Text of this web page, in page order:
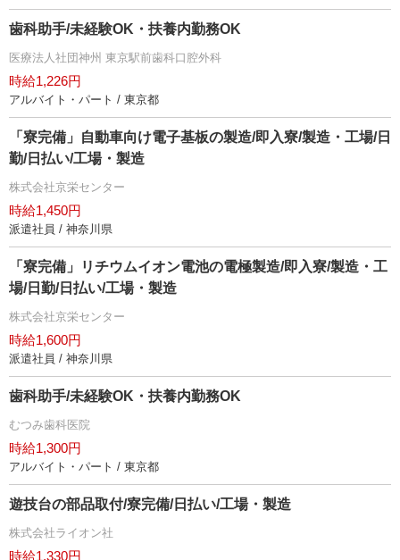
歯科助手/未経験OK・扶養内勤務OK
医療法人社団神州 東京駅前歯科口腔外科
時給1,226円
アルバイト・パート / 東京都
「寮完備」自動車向け電子基板の製造/即入寮/製造・工場/日
勤/日払い/工場・製造
株式会社京栄センター
時給1,450円
派遣社員 / 神奈川県
「寮完備」リチウムイオン電池の電極製造/即入寮/製造・工
場/日勤/日払い/工場・製造
株式会社京栄センター
時給1,600円
派遣社員 / 神奈川県
歯科助手/未経験OK・扶養内勤務OK
むつみ歯科医院
時給1,300円
アルバイト・パート / 東京都
遊技台の部品取付/寮完備/日払い/工場・製造
株式会社ライオン社
時給1,330円